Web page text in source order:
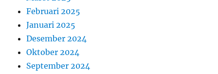
Februari 2025
Januari 2025
Desember 2024
Oktober 2024
September 2024